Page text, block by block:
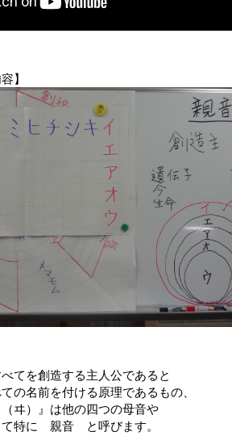
】
てを創造する主人公であると
の名前を付ける原理であるもの、
ヰ）』は他の四つの母音や
て特に 親音 と呼びます。